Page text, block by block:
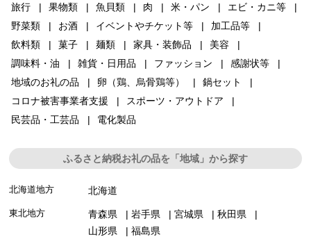
旅行 果物類 魚貝類 肉 米・パン
エビ・カニ等
野菜類
お酒 イベントやチケット等
加工品等
飲料類
菓子 麺類 家具・装飾品
美容
調味料・油
雑貨・日用品 ファッション
感謝状等
地域のお礼の品
卵（鶏、烏骨鶏等）
鍋セット
コロナ被害事業者支援
スポーツ・アウトドア
民芸品・工芸品
電化製品
ふるさと納税お礼の品を「地域」から探す
北海道地方 北海道
東北地方 青森県 岩手県 宮城県
秋田県
山形県
福島県